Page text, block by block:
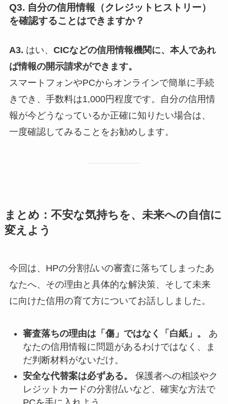
Q3. 自分の信用情報（クレジットヒストリー）
を確認することはできますか？
A3. はい、 CICなどの信用情報機関に、本人であれ
ば情報の開示請求ができます。
スマートフォンやPCからオンラインで簡単に手続
きでき、手数料は1,000円程度です。自分の信用情
報が今どうなっているか正確に知りたい場合は、
一度確認してみることをお勧めします。
まとめ：不安な気持ちを、未来への自信に
変えよう
今回は、HPの分割払いの審査に落ちてしまったあ
なたへ、その理由と具体的な解決策、そして未来
に向けた信用の育て方についてお話ししました。
審査落ちの理由は「傷」ではなく「白紙」。
あ
なたの信用情報に問題があるわけではなく、ま
だ判断材料がないだけ。
安全な代替案は必ずある。
保護者への相談やク
レジットカードの分割払いなど、確実な方法で